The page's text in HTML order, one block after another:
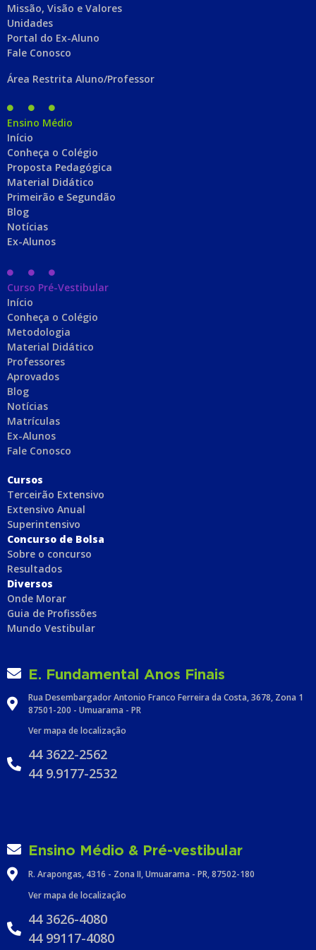
Missão, Visão e Valores
Unidades
Portal do Ex-Aluno
Fale Conosco
Área Restrita Aluno/Professor
Ensino Médio
Início
Conheça o Colégio
Proposta Pedagógica
Material Didático
Primeirão e Segundão
Blog
Notícias
Ex-Alunos
Curso Pré-Vestibular
Início
Conheça o Colégio
Metodologia
Material Didático
Professores
Aprovados
Blog
Notícias
Matrículas
Ex-Alunos
Fale Conosco
Cursos
Terceirão Extensivo
Extensivo Anual
Superintensivo
Concurso de Bolsa
Sobre o concurso
Resultados
Diversos
Onde Morar
Guia de Profissões
Mundo Vestibular
E. Fundamental Anos Finais
Rua Desembargador Antonio Franco Ferreira da Costa, 3678, Zona 1
87501-200 - Umuarama - PR
Ver mapa de localização
44 3622-2562
44 9.9177-2532
Ensino Médio & Pré-vestibular
R. Arapongas, 4316 - Zona II, Umuarama - PR, 87502-180
Ver mapa de localização
44 3626-4080
44 99117-4080